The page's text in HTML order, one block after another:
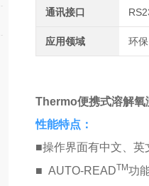
通讯接口
应用领域 环
Thermo便携式溶解氧
性能特点：
■操作界面有中文、
■ AUTO-READTM功